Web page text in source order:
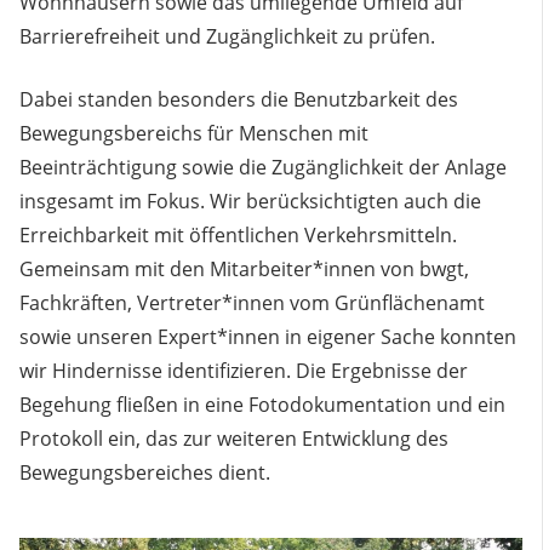
Barrierefreiheit und Zugänglichkeit zu prüfen.
Dabei standen besonders die Benutzbarkeit des
Bewegungsbereichs für Menschen mit
Beeinträchtigung sowie die Zugänglichkeit der Anlage
insgesamt im Fokus. Wir berücksichtigten auch die
Erreichbarkeit mit öffentlichen Verkehrsmitteln.
Gemeinsam mit den Mitarbeiter*innen von bwgt,
Fachkräften, Vertreter*innen vom Grünflächenamt
sowie unseren Expert*innen in eigener Sache konnten
wir Hindernisse identifizieren. Die Ergebnisse der
Begehung fließen in eine Fotodokumentation und ein
Protokoll ein, das zur weiteren Entwicklung des
Bewegungsbereiches dient.